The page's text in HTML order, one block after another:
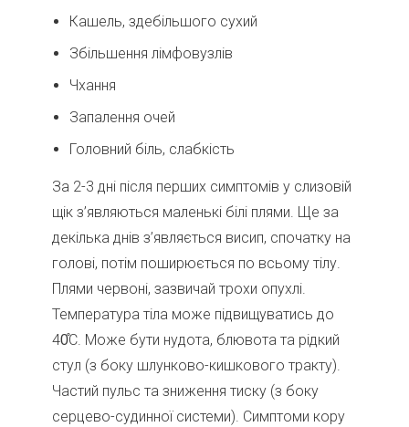
Кашель, здебільшого сухий
Збільшення лімфовузлів
Чхання
Запалення очей
Головний біль, слабкість
За 2-3 дні після перших симптомів у слизовій
щік з’являються маленькі білі плями. Ще за
декілька днів з’являється висип, спочатку на
голові, потім поширюється по всьому тілу.
Плями червоні, зазвичай трохи опухлі.
Температура тіла може підвищуватись до
40̊С. Може бути нудота, блювота та рідкий
стул (з боку шлунково-кишкового тракту).
Частий пульс та зниження тиску (з боку
серцево-судинної системи). Симптоми кору